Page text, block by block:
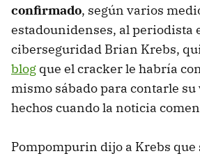
confirmado, según varios
estadounidenses, al periodista
ciberseguridad Brian Krebs,
blog que el cracker le habría
mismo sábado para contarle su
hechos cuando la noticia
Pompompurin dijo a Krebs